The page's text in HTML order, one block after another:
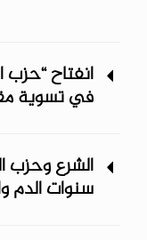
انفتاح
في تسوية
الشرع وحزب
سنوات الدم